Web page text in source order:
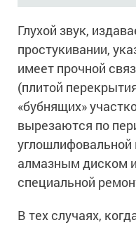
Сопутствующие
Глухой звук,
простукивании,
имеет прочной
(плитой
«бубнящих»
вырезаются по
алмазным диском
специальной
В тех случаях,